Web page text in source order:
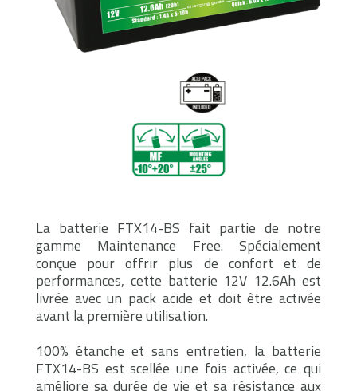
La batterie FTX14-BS fait partie de notre
gamme Maintenance Free. Spécialement
conçue pour offrir plus de confort et de
performances, cette batterie 12V 12.6Ah est
livrée avec un pack acide et doit être activée
avant la première utilisation.
100% étanche et sans entretien, la batterie
FTX14-BS est scellée une fois activée, ce qui
améliore sa durée de vie et sa résistance aux